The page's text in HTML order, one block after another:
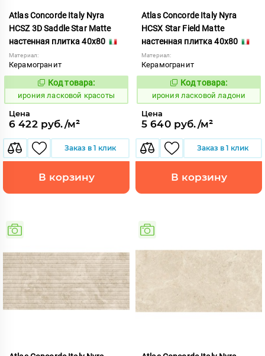
Atlas Concorde Italy Nyra
HCSZ 3D Saddle Star Matte
настенная плитка 40x80
Материал:
Керамогранит
1099040
Код товара:
ирония ласковой красоты
Цена
6 422 руб./м²
Заказ в 1 клик
В корзину
Atlas Concorde Italy Nyra
HCSX Star Field Matte
настенная плитка 40x80
Материал:
Керамогранит
1099042
Код товара:
ирония ласковой ладони
Цена
5 640 руб./м²
Заказ в 1 клик
В корзину